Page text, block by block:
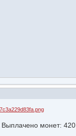
Выплачено монет: 420